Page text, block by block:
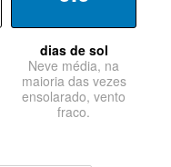
dias de sol
Neve média, na
maioria das vezes
ensolarado, vento
fraco.